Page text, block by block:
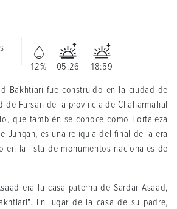
12% 05:26
18:59
Bakhtiari fue construido en la ciudad de
de Farsan de la provincia de Chaharmahal
que también se conoce como Fortaleza
Junqan, es una reliquia del final de la era
en la lista de monumentos nacionales de
era la casa paterna de Sardar Asaad,
En lugar de la casa de su padre,